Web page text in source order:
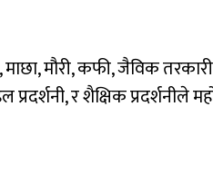
मौरी, कफी, जैविक
र शैक्षिक प्रदर्शनीले